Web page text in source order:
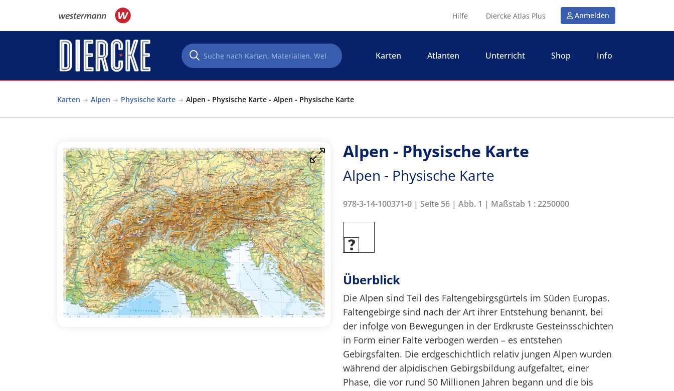
Hilfe Diercke Atlas Plus Anmelden
Karten Atlanten Unterricht Shop Info
Karten Alpen Physische Karte Alpen - Physische Karte - Alpen - Physische Karte
Alpen - Physische Karte
Alpen - Physische Karte
978-3-14-100371-0 | Seite 56 | Abb. 1 | Maßstab 1 : 2250000
Überblick
Die Alpen sind Teil des Faltengebirgsgürtels im Süden Europas.
Faltengebirge sind nach der Art ihrer Entstehung benannt, bei
der infolge von Bewegungen in der Erdkruste Gesteinsschichten
in Form einer Falte verbogen werden – es entstehen
Gebirgsfalten. Die erdgeschichtlich relativ jungen Alpen wurden
während der alpidischen Gebirgsbildung aufgefaltet, einer
Phase, die vor rund 50 Millionen Jahren begann und die bis